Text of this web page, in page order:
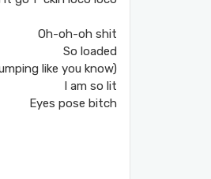
Oh-oh-oh shit
So loaded
like you know)
I am so lit
Eyes pose bitch